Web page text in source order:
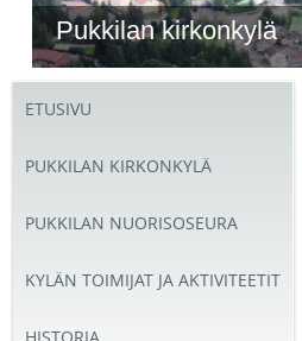
Pukkilan kirkonkylä
ETUSIVU
PUKKILAN KIRKONKYLÄ
PUKKILAN NUORISOSEURA
KYLÄN TOIMIJAT JA AKTIVITEETIT